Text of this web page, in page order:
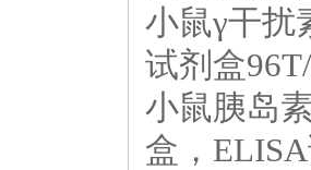
小鼠γ干扰
试剂盒
小鼠胰岛
盒，